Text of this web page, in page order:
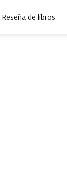
Reseña de libros